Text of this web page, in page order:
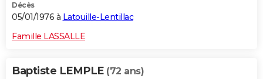
Décès
05/01/1976 à Latouille-Lentillac
Famille LASSALLE
Baptiste LEMPLE (72 ans)